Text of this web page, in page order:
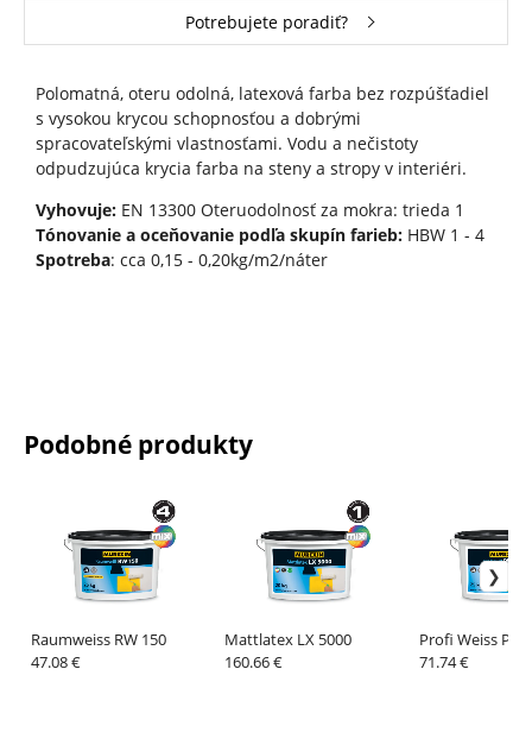
Potrebujete poradiť?
Polomatná, oteru odolná, latexová farba bez rozpúšťadiel
s vysokou krycou schopnosťou a dobrými
spracovateľskými vlastnosťami. Vodu a nečistoty
odpudzujúca krycia farba na steny a stropy v interiéri.
Vyhovuje:EN 13300 Oteruodolnosť za mokra: trieda 1
Tónovanie a oceňovanie podľa skupín farieb:HBW 1 - 4
Spotreba: cca 0,15 - 0,20kg/m2/náter
Podobné produkty
Raumweiss RW 150
47.08 €
Mattlatex LX 5000
160.66 €
Profi Weiss PW
71.74 €